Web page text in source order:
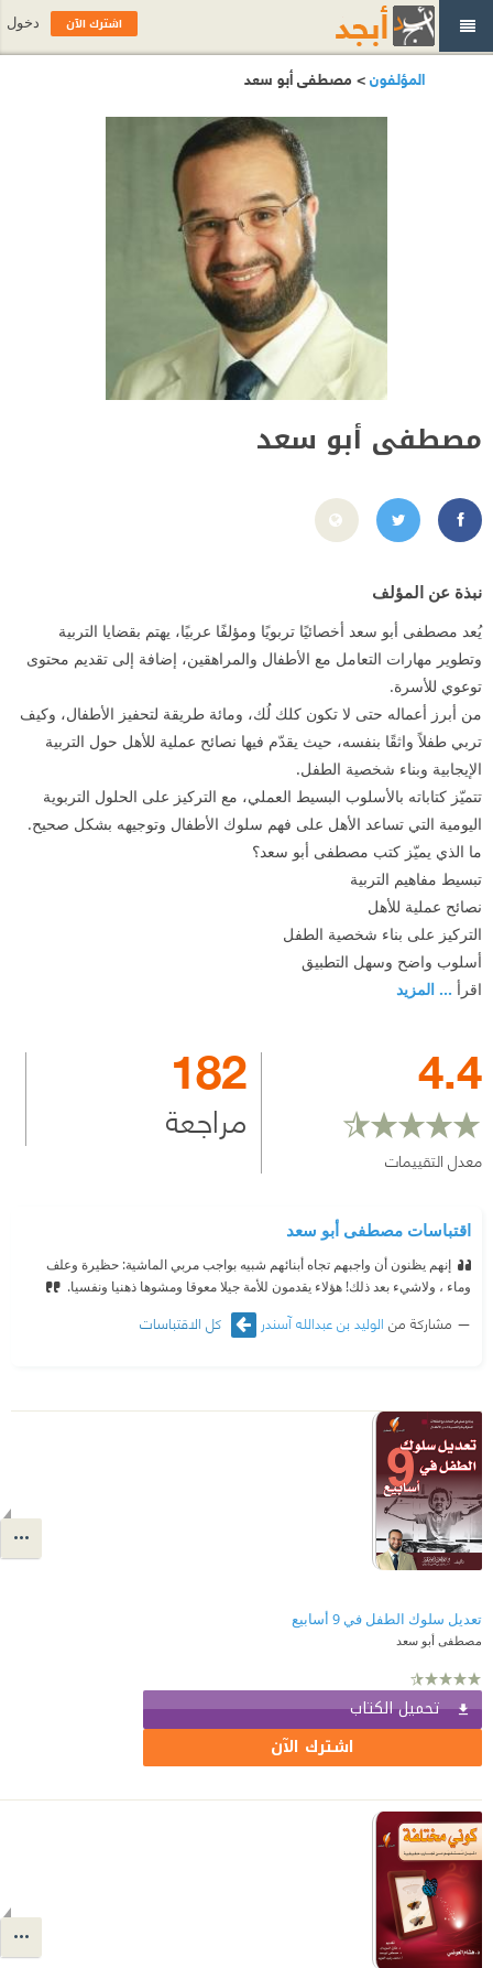
المؤلفون> مصطفى أبو سعد
مصطفى أبو سعد
www.facebook.com/profile.php?id=100044617477214
https://x.com/drmostafa64
نبذة عن المؤلف
يُعد مصطفى أبو سعد أخصائيًا تربويًا ومؤلفًا عربيًا، يهتم بقضايا التربية
وتطوير مهارات التعامل مع الأطفال والمراهقين، إضافة إلى تقديم محتوى
توعوي للأسرة.
من أبرز أعماله حتى لا تكون كلك لُك، ومائة طريقة لتحفيز الأطفال، وكيف
تربي طفلاً واثقًا بنفسه، حيث يقدّم فيها نصائح عملية للأهل حول التربية
الإيجابية وبناء شخصية الطفل.
تتميّز كتاباته بالأسلوب البسيط العملي، مع التركيز على الحلول التربوية
اليومية التي تساعد الأهل على فهم سلوك الأطفال وتوجيهه بشكل صحيح.
ما الذي يميّز كتب مصطفى أبو سعد؟
تبسيط مفاهيم التربية
نصائح عملية للأهل
التركيز على بناء شخصية الطفل
أسلوب واضح وسهل التطبيق
اقرأ ... المزيد
4.4
معدل التقييمات
182
مراجعة
اقتباسات مصطفى أبو سعد
إنهم يظنون أن واجبهم تجاه أبنائهم شبيه بواجب مربي الماشية: حظيرة وعلف
وماء ، ولاشيء بعد ذلك! هؤلاء يقدمون للأمة جيلا معوقا ومشوها ذهنيا ونفسيا.
مشاركة من الوليد بن عبدالله آسندر كل الاقتباسات
تعديل سلوك الطفل في 9 أسابيع
مصطفى أبو سعد
تحميل الكتاب
اشترك الآن
اشترك الآن دخول